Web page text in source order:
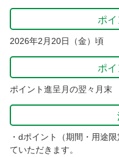
ポ
2026年2月20日（金）頃
ポ
ポイント進呈月の翌々月末
・dポイント（期間・用途
ていただきます。